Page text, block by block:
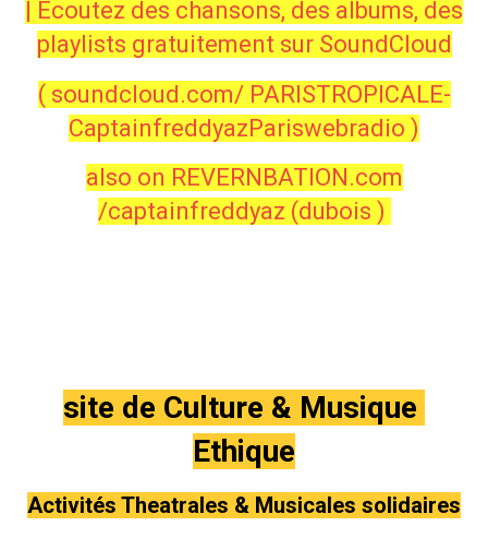
| Écoutez des chansons, des albums, des
playlists gratuitement sur SoundCloud
( soundcloud.com/ PARISTROPICALE-
CaptainfreddyazPariswebradio )
also on REVERNBATION.com
/captainfreddyaz (dubois )
site de Culture & Musique
Ethique
Activités Theatrales & Musicales solidaires